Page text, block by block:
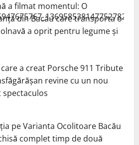
a filmat momentul: O
din Bacău care transporta o
a oprit pentru legume și
a creat Porsche 911 Tribute
revine cu un nou
spectaculos
pe Varianta Ocolitoare Bacău
complet timp de două